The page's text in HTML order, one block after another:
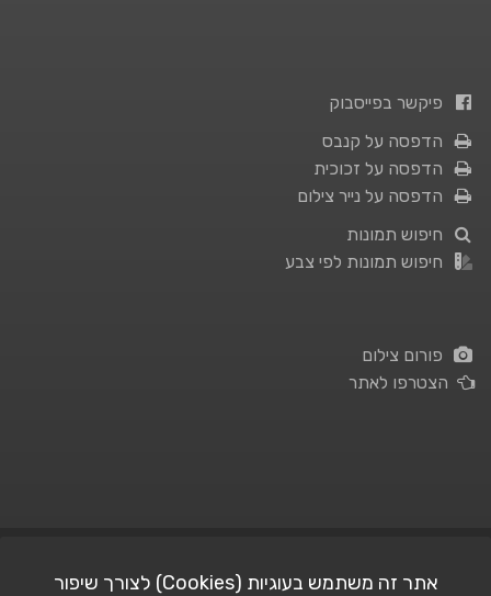
פיקשר בפייסבוק
הדפסה על קנבס
הדפסה על זכוכית
הדפסה על נייר צילום
חיפוש תמונות
חיפוש תמונות לפי צבע
פורום צילום
הצטרפו לאתר
אתר זה משתמש בעוגיות (Cookies) לצורך שיפור